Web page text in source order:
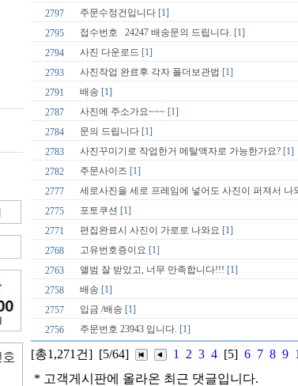
2797 주문수정건입니다 [1]
2795 접수번호 24247 배송문의 드립니다. [1]
2794 사진 다운로드 [1]
2793 사진작업 완료후 각자 폴더보관법 [1]
2791 배송 [1]
2787 사진에 주소가요~~~ [1]
2784 문의 드립니다 [1]
2783 사진꾸미기로 작업한거 메탈액자로 가능한가요? [1]
2782 주문사이즈 [1]
2777 세로사진을 세로 프레임에 넣어도 사진이 퍼져서 나
2775 포토쿠션 [1]
2771 편집완료시 사진이 가로로 나와요 [1]
2768 고유번호증이요 [1]
2763 앨범 잘 받았고, 너무 만족합니다!!! [1]
2758 배송 [1]
2757 입금 /배송 [1]
2756 주문번호 23943 입니다. [1]
[총1,271건] [5/64] 1 2 3 4 [5] 6 7 8 9
* 고객게시판에 올라온 최근 댓글입니다.